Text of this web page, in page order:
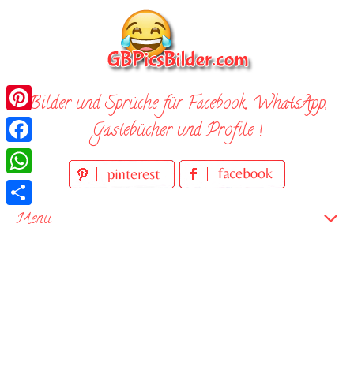
Bilder und Sprüche für Facebook, WhatsApp,
Gästebücher und Profile !
Menu
Pinterest
Facebook
WhatsApp
Teilen